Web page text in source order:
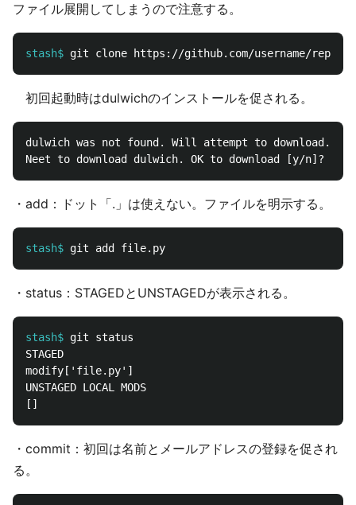
ファイル展開してしまうので注意する。
stash$
初回起動時はdulwichのインストールを促される。
dulwich was not found. Will attempt to download.
・add：ドット「.」は使えない。ファイルを明示する。
stash$
・status：STAGEDとUNSTAGEDが表示される。
stash$
STAGED
modify['file.py']
UNSTAGED LOCAL MODS
・commit：初回は名前とメールアドレスの登録を促され
る。